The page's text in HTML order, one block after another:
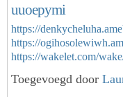
uuoepymi
https://
https://
https://wakelet.com/
Toegevoegd door